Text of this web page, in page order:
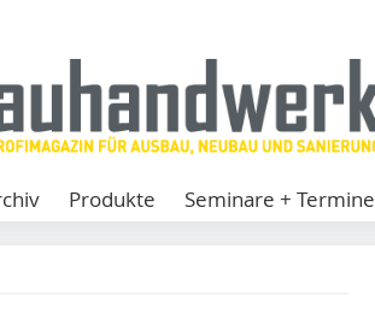
Produkte Seminare + Termine